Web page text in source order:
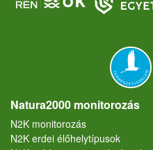
Natura2000 monitorozás
N2K monitorozás
N2K erdei élőhelytípusok